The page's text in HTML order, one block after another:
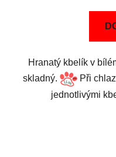
Hranatý kbelík v
skladný.
Při
jednotlivými